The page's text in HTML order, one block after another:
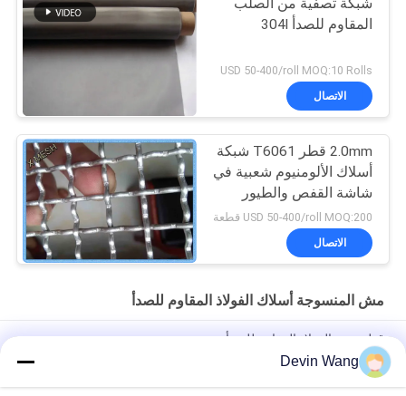
شبكة تصفية من الصلب
المقاوم للصدأ 304l
USD 50-400/roll MOQ:10 Rolls
الاتصال
2.0mm قطر T6061 شبكة
أسلاك الألومنيوم شعبية في
شاشة القفص والطيور
USD 50-400/roll MOQ:200 قطعة
الاتصال
مش المنسوجة أسلاك الفولاذ المقاوم للصدأ
قطعة من الفولاذ المقاوم للصدأ
الدرجة العالية قوة المعدن شبكة الفولاذ المقاوم للصدأ مرشح شبكة
سلكية الفولاذ المقاوم للصدأ لترشيح شبكة مرشح الماء
Devin Wang